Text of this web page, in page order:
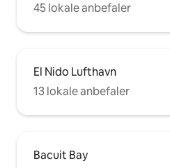
45 lokale anbefaler
El Nido Lufthavn
13 lokale anbefaler
Bacuit Bay